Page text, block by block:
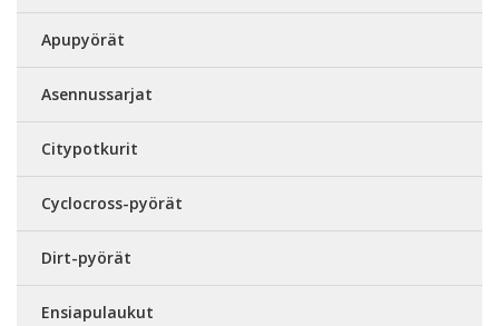
Apupyörät
Asennussarjat
Citypotkurit
Cyclocross-pyörät
Dirt-pyörät
Ensiapulaukut